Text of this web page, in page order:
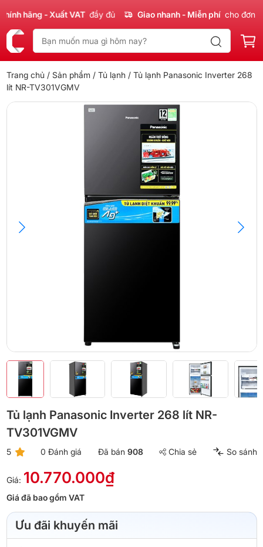
hãng - Xuất VAT đầy đủ Giao nhanh - Miễn phí cho đơn
Trang chủ / Sản phẩm / Tủ lạnh / Tủ lạnh Panasonic Inverter 268
lít NR-TV301VGMV
Tủ lạnh Panasonic Inverter 268 lít NR-
TV301VGMV
5 0 Đánh giá Đã bán 908 Chia sẻ So sánh
Giá: 10.770.000₫
Giá đã bao gồm VAT
Ưu đãi khuyến mãi